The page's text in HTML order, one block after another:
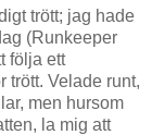
trött; jag hade
(Runkeeper
följa ett
trött. Velade runt,
men hursom
la mig att